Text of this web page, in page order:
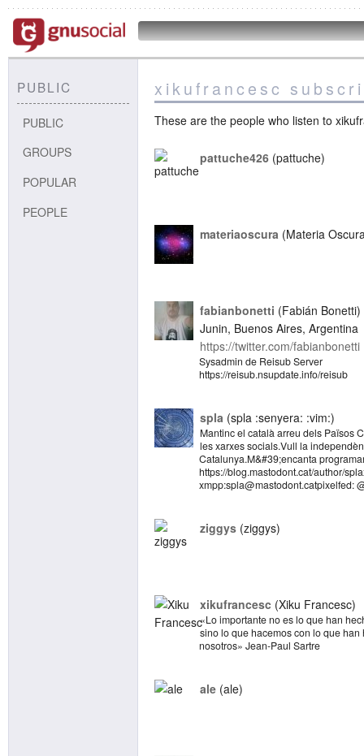
PUBLIC
PUBLIC
GROUPS
POPULAR
PEOPLE
xikufrancesc
These are the people who listen to
pattuche426 pattuche
materiaoscura Materia
fabianbonetti Fabián Bonetti
Junin, Buenos Aires, Argentina
https://twitter.com/fabianbonetti
Sysadmin de Reisub Server
https://reisub.nsupdate.info/reisub
spla spla :senyera: :vim:
Mantinc el català arreu dels Països
les xarxes socials.Vull la
Catalunya.M&#39;encanta
https://blog.mastodont.cat/author/
xmpp:spla@mastodont.catpixelfed:
ziggys ziggys
xikufrancesc Xiku Francesc
«Lo importante no es lo que han
sino lo que hacemos con lo que han
nosotros» Jean-Paul Sartre
ale ale